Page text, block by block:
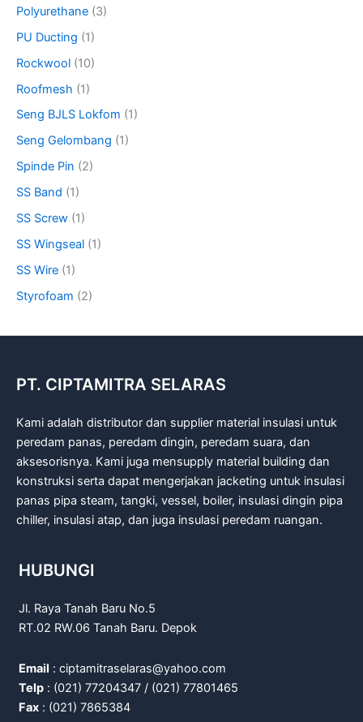
Polyurethane (3)
PU Ducting (1)
Rockwool (10)
Roofmesh (1)
Seng BJLS Lokfom (1)
Seng Gelombang (1)
Spinde Pin (2)
SS Band (1)
SS Screw (1)
SS Wingseal (1)
SS Wire (1)
Styrofoam (2)
PT. CIPTAMITRA SELARAS
Kami adalah distributor dan supplier material insulasi untuk
peredam panas, peredam dingin, peredam suara, dan
aksesorisnya. Kami juga mensupply material building dan
konstruksi serta dapat mengerjakan jacketing untuk insulasi
panas pipa steam, tangki, vessel, boiler, insulasi dingin pipa
chiller, insulasi atap, dan juga insulasi peredam ruangan.
HUBUNGI
Jl. Raya Tanah Baru No.5
RT.02 RW.06 Tanah Baru. Depok
Email : ciptamitraselaras@yahoo.com
Telp : (021) 77204347 / (021) 77801465
Fax : (021) 7865384